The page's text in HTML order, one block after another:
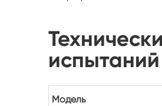
испытаний
Модель